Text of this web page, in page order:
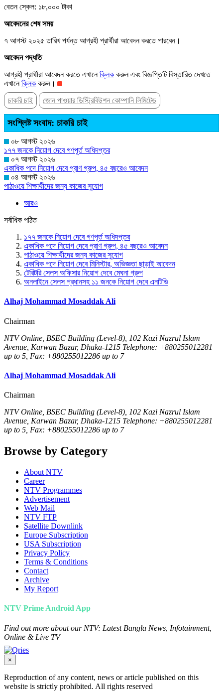
বেতন স্কেল: ১৮,০০০ টাকা
আবেদনের শেষ সময়
৭ আগস্ট ২০২৫ তারিখ পর্যন্ত আগ্রহী প্রার্থীরা আবেদন করতে পারবেন।
আবেদন পদ্ধতি
আগ্রহী প্রার্থীরা আবেদন করতে এখানেক্লিক করুন এবং বিজ্ঞপ্তিটি বিস্তারিত দেখতে
এখানেক্লিক করুন।
চাকরি চাই
জোন পাওয়ার ডিস্ট্রিবিউশন কোম্পানি লিমিটেড
সংশ্লিষ্ট সংবাদ: চাকরি চাই
০৮ আগস্ট ২০২৬
১৭৭ জনকে নিয়োগ দেবে গণপূর্ত অধিদপ্তর
০৭ আগস্ট ২০২৬
একাধিক পদে নিয়োগ দেবে প্রাণ গ্রুপ, ৪৫ বছরেও আবেদন
০৪ আগস্ট ২০২৬
পাঠাওয়ে শিক্ষার্থীদের জন্য কাজের সুযোগ
আরও
সর্বাধিক পঠিত
১৭৭ জনকে নিয়োগ দেবে গণপূর্ত অধিদপ্তর
একাধিক পদে নিয়োগ দেবে প্রাণ গ্রুপ, ৪৫ বছরেও আবেদন
পাঠাওয়ে শিক্ষার্থীদের জন্য কাজের সুযোগ
একাধিক পদে নিয়োগ দেবে মিনিস্টার, অভিজ্ঞতা ছাড়াই আবেদন
টেরিটরি সেলস অফিসার নিয়োগ দেবে মেঘনা গ্রুপ
অনলাইনে সেলস প্রধানসহ ১১ জনকে নিয়োগ দেবে এনটিভি
Alhaj Mohammad Mosaddak Ali
Chairman
NTV Online, BSEC Building (Level-8), 102 Kazi Nazrul Islam
Avenue, Karwan Bazar, Dhaka-1215 Telephone: +880255012281
up to 5, Fax: +880255012286 up to 7
Alhaj Mohammad Mosaddak Ali
Chairman
NTV Online, BSEC Building (Level-8), 102 Kazi Nazrul Islam
Avenue, Karwan Bazar, Dhaka-1215 Telephone: +880255012281
up to 5, Fax: +880255012286 up to 7
Browse by Category
About NTV
Career
NTV Programmes
Advertisement
Web Mail
NTV FTP
Satellite Downlink
Europe Subscription
USA Subscription
Privacy Policy
Terms & Conditions
Contact
Archive
My Report
NTV Prime Android App
Find out more about our NTV: Latest Bangla News, Infotainment,
Online & Live TV
×
Reproduction of any content, news or article published on this
website is strictly prohibited. All rights reserved